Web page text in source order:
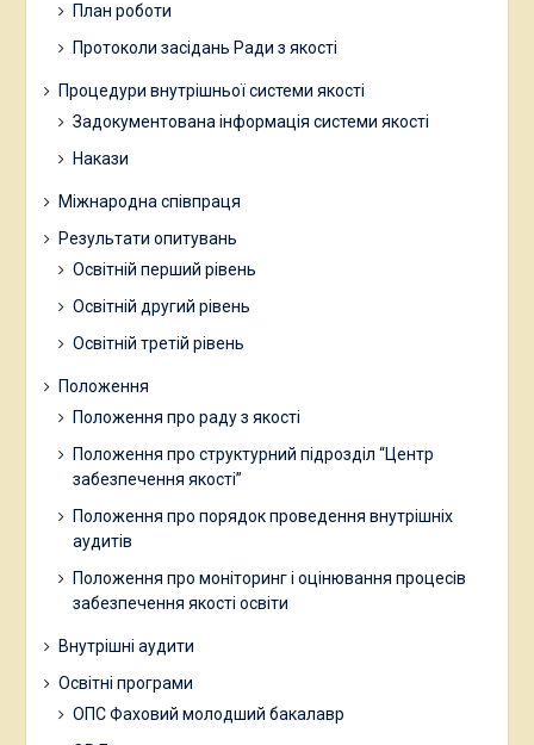
План роботи
Протоколи засідань Ради з якості
Процедури внутрішньої системи якості
Задокументована інформація системи якості
Накази
Міжнародна співпраця
Результати опитувань
Освітній перший рівень
Освітній другий рівень
Освітній третій рівень
Положення
Положення про раду з якості
Положення про структурний підрозділ “Центр
забезпечення якості”
Положення про порядок проведення внутрішніх
аудитів
Положення про моніторинг і оцінювання процесів
забезпечення якості освіти
Внутрішні аудити
Освітні програми
ОПС Фаховий молодший бакалавр